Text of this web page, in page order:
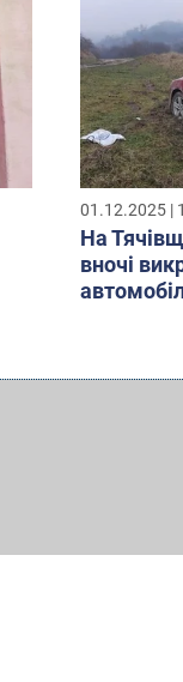
01.12.2025 |
На
вночі